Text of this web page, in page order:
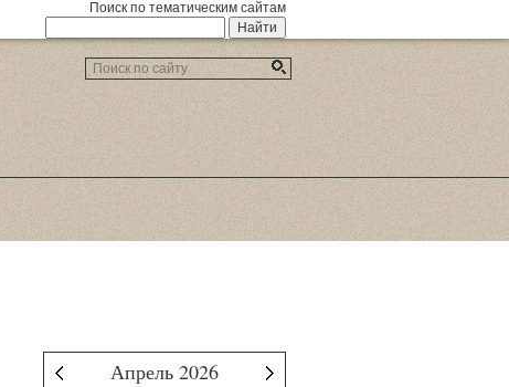
Поиск по тематическим сайтам
Апрель 2026